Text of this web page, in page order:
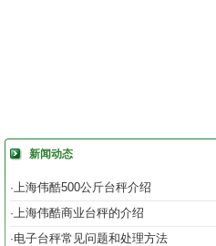
新闻动态
·上海伟酷500公斤台秤介绍
·上海伟酷商业台秤的介绍
·电子台秤常见问题和处理方法